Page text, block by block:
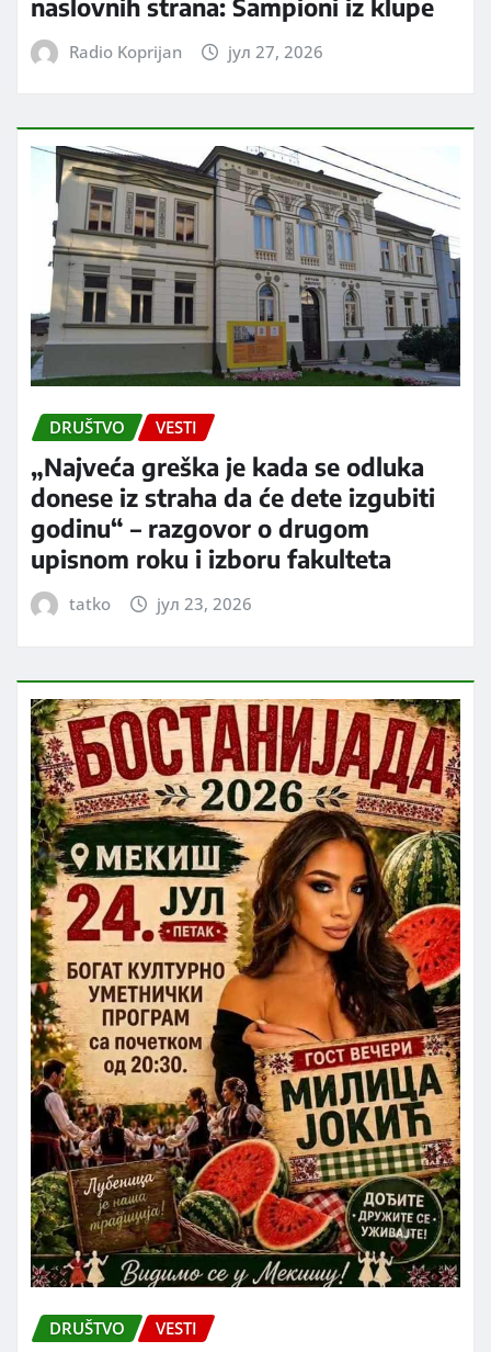
naslovnih strana: Šampioni iz klupe
Radio Koprijan јул 27, 2026
DRUŠTVO VESTI
„Najveća greška je kada se odluka
donese iz straha da će dete izgubiti
godinu“ – razgovor o drugom
upisnom roku i izboru fakulteta
tatko јул 23, 2026
DRUŠTVO VESTI